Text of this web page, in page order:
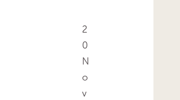
2
0
N
o
v